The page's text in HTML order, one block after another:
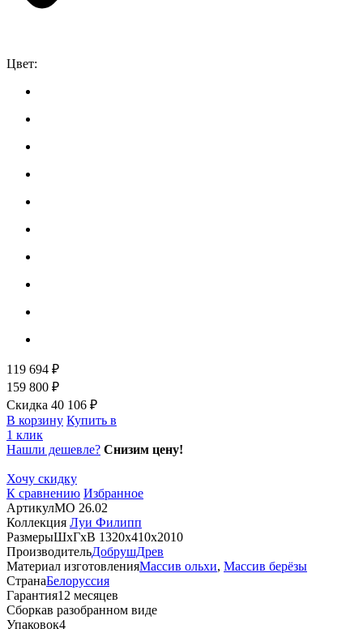
Цвет:
119 694 ₽
159 800 ₽
Скидка 40 106 ₽
В корзину Купить в
1 клик
Нашли дешевле? Снизим цену!
Хочу скидку
К сравнению Избранное
АртикулМО 26.02
Коллекция Луи Филипп
РазмерыШхГхВ 1320х410х2010
ПроизводительДобрушДрев
Материал изготовленияМассив ольхи, Массив берёзы
СтранаБелоруссия
Гарантия12 месяцев
Сборкав разобранном виде
Упаковок4